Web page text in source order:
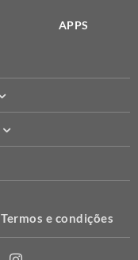
APPS
Termos e condições